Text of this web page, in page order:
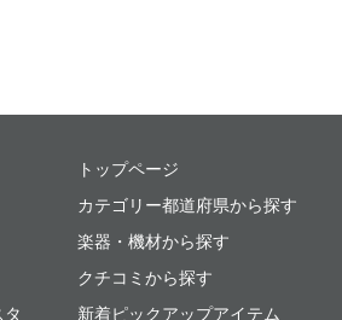
ミュージックプレイス
トップページ
カテゴリー都道府県から探す
楽器・機材から探す
クチコミから探す
新着ピックアップアイテム